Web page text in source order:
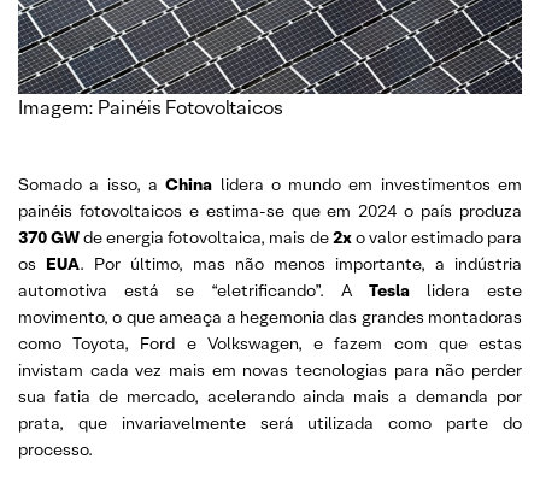
Imagem: Painéis Fotovoltaicos
Somado a isso, aChina lidera o mundo em investimentos em
painéis fotovoltaicos e estima-se que em 2024 o país produza
370 GWde energia fotovoltaica, mais de2xo valor estimado para
os EUA. Por último, mas não menos importante, a indústria
automotiva está se “eletrificando”. A Tesla lidera este
movimento, o que ameaça a hegemonia das grandes montadoras
como Toyota, Ford e Volkswagen, e fazem com que estas
invistam cada vez mais em novas tecnologias para não perder
sua fatia de mercado, acelerando ainda mais a demanda por
prata, que invariavelmente será utilizada como parte do
processo.